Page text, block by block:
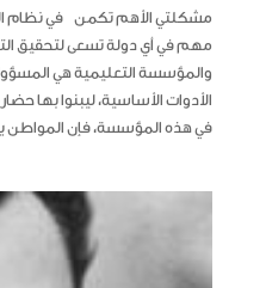
مشكلتي الأهم تكمن في نظام
مهم في أي دولة تسعى لتحقيق
والمؤسسة التعليمية هي
الأدوات الأساسية، ليبنوا بها
في هذه المؤسسة، فإن المواطن